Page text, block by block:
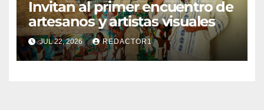
Invitan al primer encuentro de
artesanos y artistas visuales
JUL 22, 2026 REDACTOR1